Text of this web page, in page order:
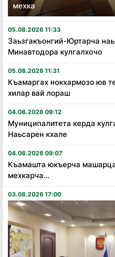
мехка
05.08.2026 11:33
Заьзгакъонгий-Юртарча
Минавтодора кулгалхочо
05.08.2026 11:31
Къамаргах нокхармозо юв
хилар вай лораш
04.08.2026 09:12
Муниципалитета керда
Наьсарен кхале
04.08.2026 09:07
Къамашта юкъерча
мехкарча...
03.08.2026 17:00